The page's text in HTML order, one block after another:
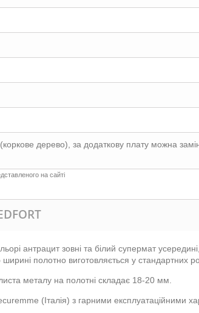
дерево), за додаткову плату можна
на сайті
антрацит зовні та білий супермат
полотно виготовляється у стандартних
металу на полотні складає 18-20 мм.
(Італія) з гарними експлуатаційними